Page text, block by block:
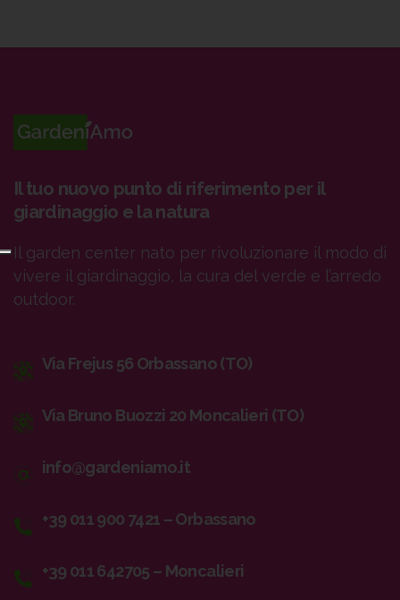
Il tuo nuovo punto di riferimento per il
giardinaggio e la natura
Il garden center nato per rivoluzionare il modo di
vivere il giardinaggio, la cura del verde e l’arredo
outdoor.
Via Frejus 56 Orbassano (TO)
Via Bruno Buozzi 20 Moncalieri (TO)
info@gardeniamo.it
+39 011 900 7421 – Orbassano
+39 011 642705 – Moncalieri